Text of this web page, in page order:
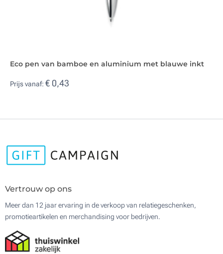
Eco pen van bamboe en aluminium met blauwe inkt
Prijs vanaf: € 0,43
Vertrouw op ons
Meer dan 12 jaar ervaring in de verkoop van relatiegeschenken,
promotieartikelen en merchandising voor bedrijven.